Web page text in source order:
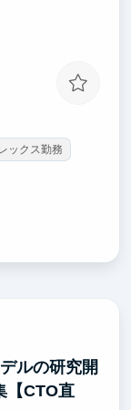
ックス勤務
ルの研究開
【CTO直